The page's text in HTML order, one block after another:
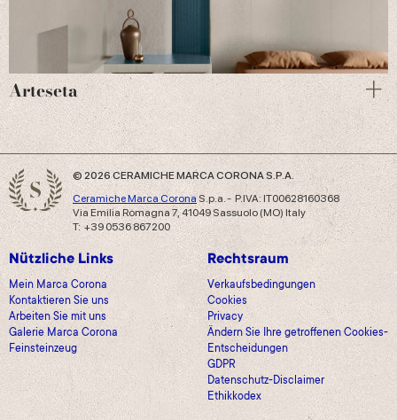
Arteseta
© 2026 CERAMICHE MARCA CORONA S.P.A.
Ceramiche Marca CoronaS.p.a. - P.IVA: IT00628160368
Via Emilia Romagna 7, 41049 Sassuolo (MO) Italy
T: +39 0536 867200
Nützliche Links
Mein Marca Corona
Kontaktieren Sie uns
Arbeiten Sie mit uns
Galerie Marca Corona
Feinsteinzeug
Rechtsraum
Verkaufsbedingungen
Cookies
Privacy
Ändern Sie Ihre getroffenen Cookies-
Entscheidungen
GDPR
Datenschutz-Disclaimer
Ethikkodex